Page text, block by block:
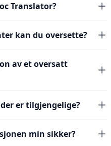
Translator?
kan du oversette?
av et oversatt
er tilgjengelige?
min sikker?